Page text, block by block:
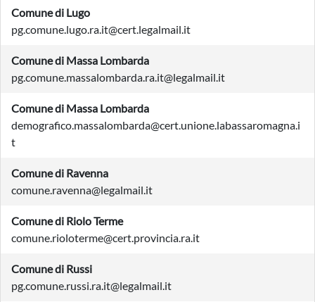
Comune di Lugo
pg.comune.lugo.ra.it@cert.legalmail.it
Comune di Massa Lombarda
pg.comune.massalombarda.ra.it@legalmail.it
Comune di Massa Lombarda
demografico.massalombarda@cert.unione.labassaromagna.i
t
Comune di Ravenna
comune.ravenna@legalmail.it
Comune di Riolo Terme
comune.rioloterme@cert.provincia.ra.it
Comune di Russi
pg.comune.russi.ra.it@legalmail.it